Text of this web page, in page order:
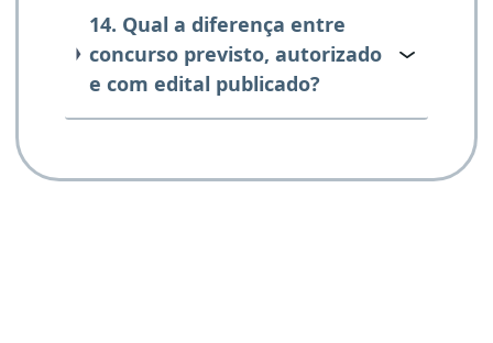
14. Qual a diferença entre
concurso previsto, autorizado
e com edital publicado?